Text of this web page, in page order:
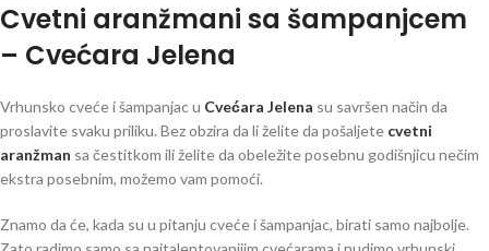
Cvetni aranžmani sa šampanjcem
– Cvećara Jelena
Vrhunsko cveće i šampanjac u Cvećara Jelena su savršen način da
proslavite svaku priliku. Bez obzira da li želite da pošaljete cvetni
aranžman sa čestitkom ili želite da obeležite posebnu godišnjicu nečim
ekstra posebnim, možemo vam pomoći.
Znamo da će, kada su u pitanju cveće i šampanjac, birati samo najbolje.